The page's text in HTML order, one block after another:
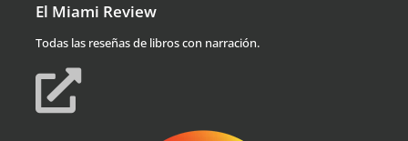
El Miami Review
Todas las reseñas de libros con narración.